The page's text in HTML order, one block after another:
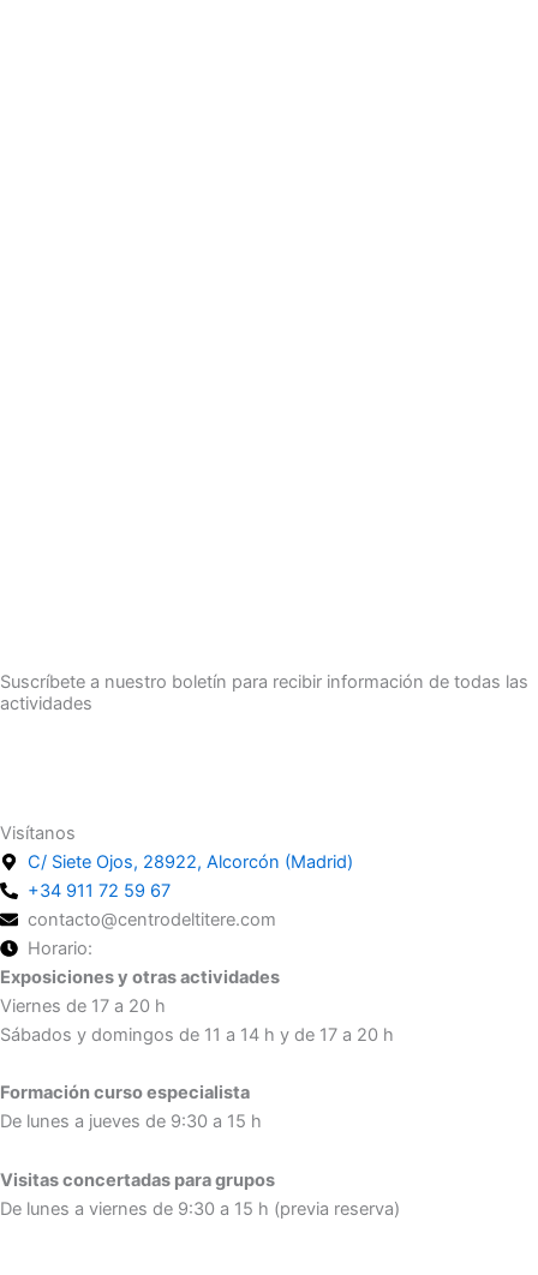
Suscríbete a nuestro boletín para recibir información de todas las
actividades
Visítanos
C/ Siete Ojos, 28922, Alcorcón (Madrid)
+34 911 72 59 67
contacto@centrodeltitere.com
Horario:
Exposiciones y otras actividades
Viernes de 17 a 20 h
Sábados y domingos de 11 a 14 h y de 17 a 20 h
Formación curso especialista
De lunes a jueves de 9:30 a 15 h
Visitas concertadas para grupos
De lunes a viernes de 9:30 a 15 h (previa reserva)